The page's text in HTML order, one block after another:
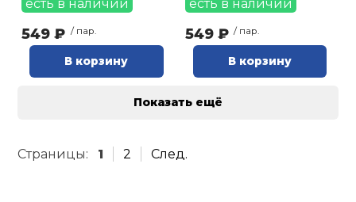
есть в наличии
549 ₽ / пар.
В корзину
есть в наличии
549 ₽ / пар.
В корзину
Показать ещё
Страницы: 1 2 След.